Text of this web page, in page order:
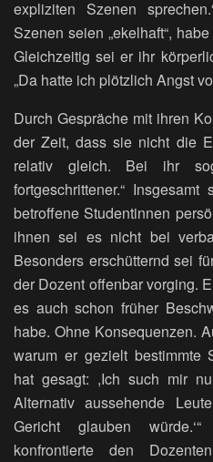
expliziten Szenen
Szenen seien „ekelhaft“,
Gleichzeitig sei er ihr
„Da hatte ich plötzlich Angst
Durch Gespräche mit ihren
der Zeit, dass sie nicht die
relativ gleich. Bei ihr
fortgeschrittener.“
betroffene Studentinnen
ihnen sei es nicht bei
Besonders erschütternd sei
der Dozent offenbar vorging.
es auch schon früher
habe. Ohne Konsequenzen.
warum er gezielt bestimmte
hat gesagt: ,Ich such mir
Alternativ aussehende
Gericht glauben
konfrontierte den